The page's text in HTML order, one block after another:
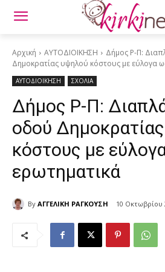
Αρχική ΑΥΤΟΔΙΟΙΚΗΣΗ
Δήμος Ρ-Π:
Δημοκρατίας υψηλού κόστους με εύλογα
ΑΥΤΟΔΙΟΙΚΗΣΗ ΣΧΟΛΙΑ
Δήμος Ρ-Π:
οδού
κόστους με
ερωτηματικά
By ΑΓΓΕΛΙΚΗ ΡΑΓΚΟΥΣΗ 10 Οκτωβρίου